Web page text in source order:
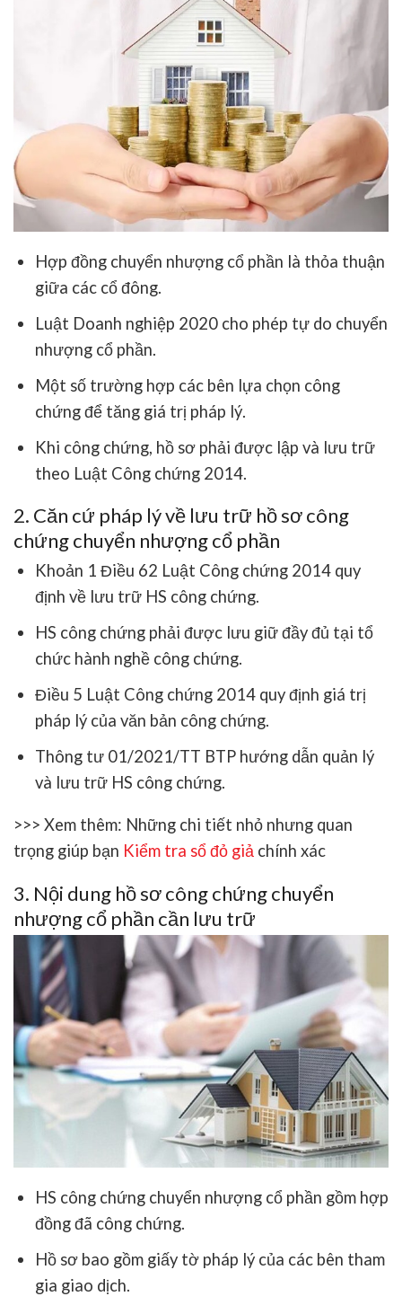
Hợp đồng chuyển nhượng cổ phần là thỏa thuận
giữa các cổ đông.
Luật Doanh nghiệp 2020 cho phép tự do chuyển
nhượng cổ phần.
Một số trường hợp các bên lựa chọn công
chứng để tăng giá trị pháp lý.
Khi công chứng, hồ sơ phải được lập và lưu trữ
theo Luật Công chứng 2014.
2. Căn cứ pháp lý về lưu trữ hồ sơ công
chứng chuyển nhượng cổ phần
Khoản 1 Điều 62 Luật Công chứng 2014 quy
định về lưu trữ HS công chứng.
HS công chứng phải được lưu giữ đầy đủ tại tổ
chức hành nghề công chứng.
Điều 5 Luật Công chứng 2014 quy định giá trị
pháp lý của văn bản công chứng.
Thông tư 01/2021/TT BTP hướng dẫn quản lý
và lưu trữ HS công chứng.
>>> Xem thêm: Những chi tiết nhỏ nhưng quan
trọng giúp bạn Kiểm tra sổ đỏ giả chính xác
3. Nội dung hồ sơ công chứng chuyển
nhượng cổ phần cần lưu trữ
HS công chứng chuyển nhượng cổ phần gồm hợp
đồng đã công chứng.
Hồ sơ bao gồm giấy tờ pháp lý của các bên tham
gia giao dịch.